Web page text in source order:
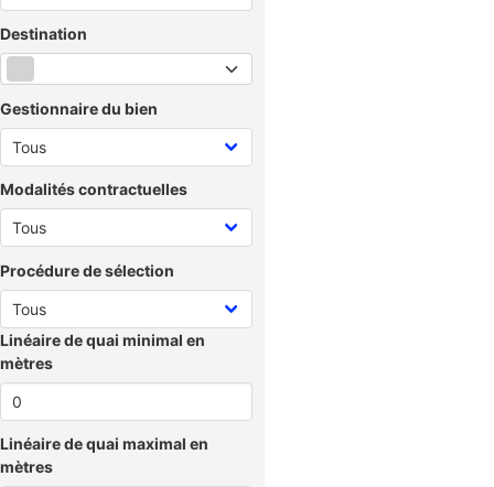
Destination
Gestionnaire du bien
Modalités contractuelles
Procédure de sélection
Linéaire de quai minimal en
mètres
Linéaire de quai maximal en
mètres